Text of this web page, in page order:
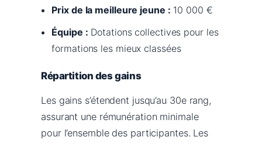
Prix de la meilleure jeune : 10 000 €
Équipe : Dotations collectives pour les
formations les mieux classées
Répartition des gains
Les gains s’étendent jusqu’au 30e rang,
assurant une rémunération minimale
pour l’ensemble des participantes. Les